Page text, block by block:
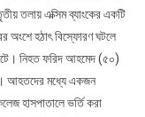
তলায় এক্সিম ব্যাংকের একটি
অংশে হঠাৎ বিস্ফোরণ ঘটলে
নিহত ফরিদ আহমেদ (৫০)
আহতদের মধ্যে একজন
হাসপাতালে ভর্তি করা